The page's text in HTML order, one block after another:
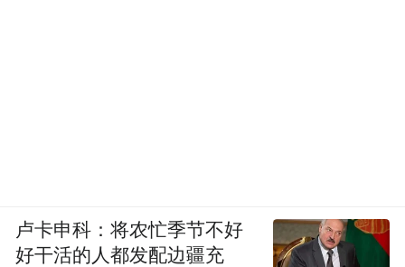
卢卡申科：将农忙季节不好
好干活的人都发配边疆充